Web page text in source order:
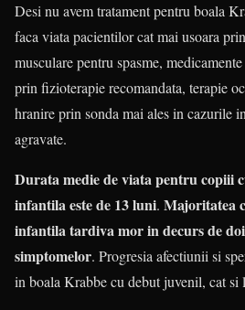
Desi nu avem tratament pentru boala
faca viata pacientilor cat mai usoara
musculare pentru spasme,
prin fizioterapie recomandata, terapie
hranire prin sonda mai ales in cazurile
agravate.
Durata medie de viata pentru copiii
infantila este de 13 luni. Majoritatea
infantila tardiva mor in decurs de
simptomelor. Progresia afectiunii si
in boala Krabbe cu debut juvenil, cat si